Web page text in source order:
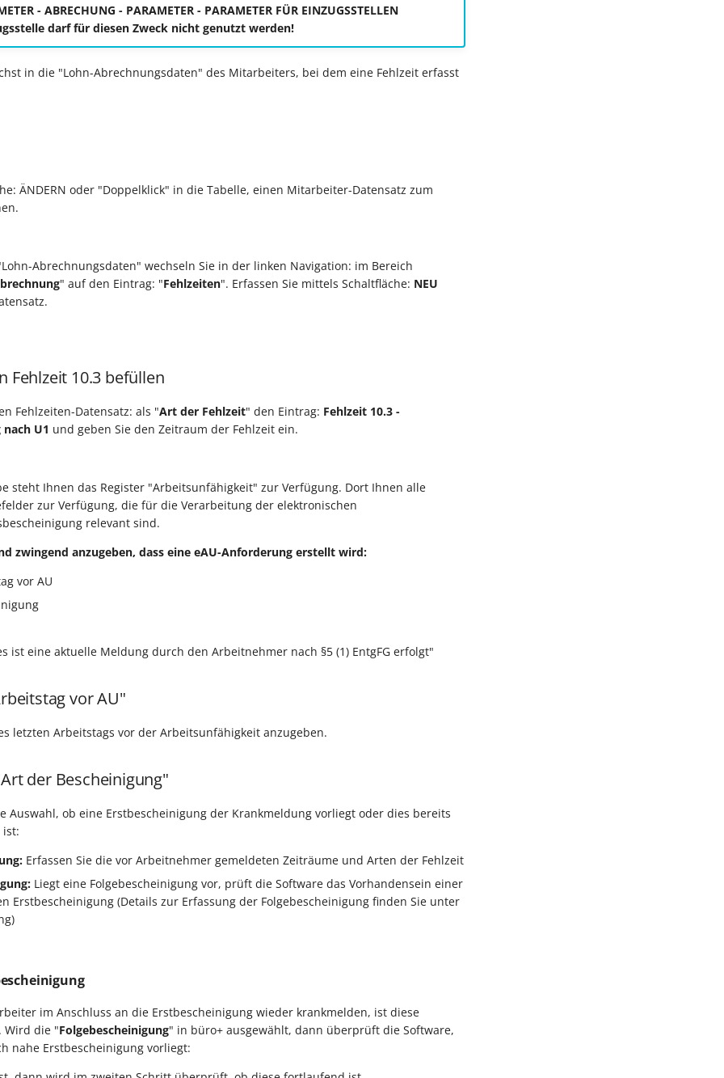
- ABRECHUNG - PARAMETER - PARAMETER FÜR EINZUGSSTELLEN
darf für diesen Zweck nicht genutzt werden!
in die "Lohn-Abrechnungsdaten" des Mitarbeiters, bei dem eine Fehlzeit erfasst
ÄNDERN oder "Doppelklick" in die Tabelle, einen Mitarbeiter-Datensatz zum
Abrechnungsdaten" wechseln Sie in der linken Navigation: im Bereich
" auf den Eintrag: "Fehlzeiten". Erfassen Sie mittels Schaltfläche: NEU
Fehlzeit 10.3 befüllen
Fehlzeiten-Datensatz: als "Art der Fehlzeit" den Eintrag: Fehlzeit 10.3 -
U1 und geben Sie den Zeitraum der Fehlzeit ein.
steht Ihnen das Register "Arbeitsunfähigkeit" zur Verfügung. Dort Ihnen alle
zur Verfügung, die für die Verarbeitung der elektronischen
relevant sind.
zwingend anzugeben, dass eine eAU-Anforderung erstellt wird:
vor AU
ist eine aktuelle Meldung durch den Arbeitnehmer nach §5 (1) EntgFG erfolgt"
vor AU"
letzten Arbeitstags vor der Arbeitsunfähigkeit anzugeben.
der Bescheinigung"
Auswahl, ob eine Erstbescheinigung der Krankmeldung vorliegt oder dies bereits
ist:
Erfassen Sie die vor Arbeitnehmer gemeldeten Zeiträume und Arten der Fehlzeit
Liegt eine Folgebescheinigung vor, prüft die Software das Vorhandensein einer
Erstbescheinigung (Details zur Erfassung der Folgebescheinigung finden Sie unter
im Anschluss an die Erstbescheinigung wieder krankmelden, ist diese
Wird die "Folgebescheinigung" in büro+ ausgewählt, dann überprüft die Software,
nahe Erstbescheinigung vorliegt: